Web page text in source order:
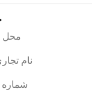
محل
نام